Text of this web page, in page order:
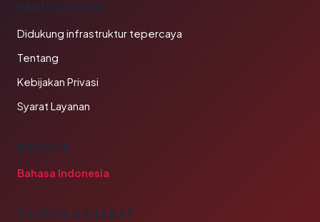
PERUSAHAAN
Didukung infrastruktur tepercaya
Tentang
Kebijakan Privasi
Syarat Layanan
BAHASA
Bahasa Indonesia
TAUTAN SAHABAT